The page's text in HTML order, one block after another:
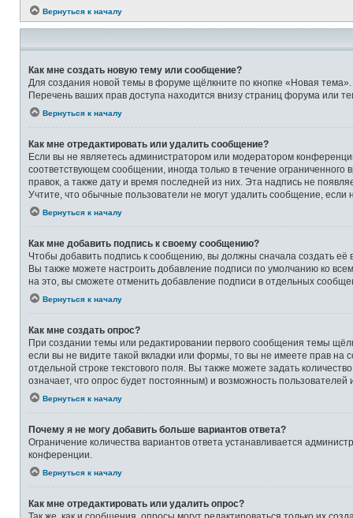
Вернуться к началу
Как мне создать новую тему или сообщение?
Для создания новой темы в форуме щёлкните по кнопке «Новая
Перечень ваших прав доступа находится внизу страниц форума
Вернуться к началу
Как мне отредактировать или удалить сообщение?
Если вы не являетесь администратором или модератором
соответствующем сообщении, иногда только в течение
правок, а также дату и время последней из них. Эта надпись не
Учтите, что обычные пользователи не могут удалить сообщение, если
Вернуться к началу
Как мне добавить подпись к своему сообщению?
Чтобы добавить подпись к сообщению, вы должны сначала создать
Вы также можете настроить добавление подписи по умолчанию ко
на это, вы сможете отменить добавление подписи в отдельных
Вернуться к началу
Как мне создать опрос?
При создании темы или редактировании первого сообщения темы
если вы не видите такой вкладки или формы, то вы не имеете прав на
отдельной строке текстового поля. Вы также можете задать
означает, что опрос будет постоянным) и возможность
Вернуться к началу
Почему я не могу добавить больше вариантов ответа?
Ограничение количества вариантов ответа устанавливается
конференции.
Вернуться к началу
Как мне отредактировать или удалить опрос?